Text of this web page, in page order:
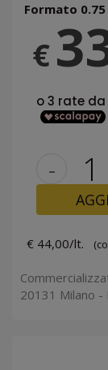
Formato 0.75
€
-
€ 44,00/lt.
20131 Milano -